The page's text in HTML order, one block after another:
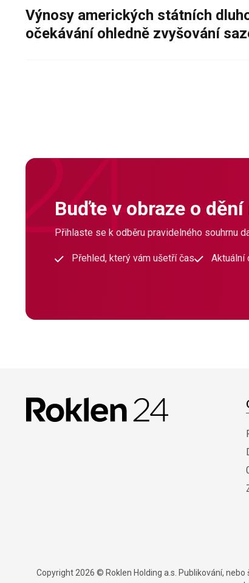
Výnosy amerických státních
očekávání ohledně zvyšování
Buďte v obraze o
Přihlaste se k odběru pravidelného souhrnu
Přehled, který vám ušetří čas Aktuální
Copyright 2026 © Roklen Holding a.s. Publikování,